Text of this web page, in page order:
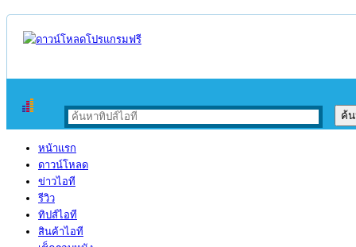
หน้าแรก
ดาวน์โหลด
ข่าวไอที
รีวิว
ทิปส์ไอที
สินค้าไอที